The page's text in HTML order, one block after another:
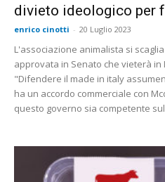
divieto ideologico per
enrico cinotti - 20 Luglio 2023
L'associazione animalista si
approvata in Senato che vieterà in
"Difendere il made in italy
ha un accordo commerciale con
questo governo sia competente